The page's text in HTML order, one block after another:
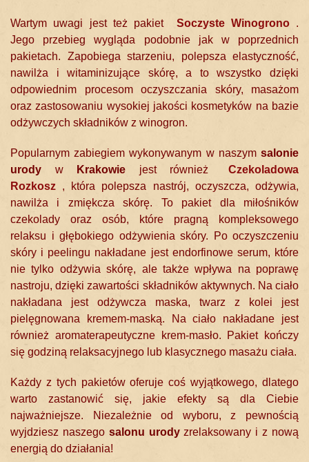
Wartym uwagi jest też pakiet Soczyste Winogrono .
Jego przebieg wygląda podobnie jak w poprzednich
pakietach. Zapobiega starzeniu, polepsza elastyczność,
nawilża i witaminizujące skórę, a to wszystko dzięki
odpowiednim procesom oczyszczania skóry, masażom
oraz zastosowaniu wysokiej jakości kosmetyków na bazie
odżywczych składników z winogron.
Popularnym zabiegiem wykonywanym w naszym salonie
urody w Krakowie jest również
Czekoladowa
Rozkosz , która polepsza nastrój, oczyszcza, odżywia,
nawilża i zmiękcza skórę. To pakiet dla miłośników
czekolady oraz osób, które pragną kompleksowego
relaksu i głębokiego odżywienia skóry. Po oczyszczeniu
skóry i peelingu nakładane jest endorfinowe serum, które
nie tylko odżywia skórę, ale także wpływa na poprawę
nastroju, dzięki zawartości składników aktywnych. Na ciało
nakładana jest odżywcza maska, twarz z kolei jest
pielęgnowana kremem-maską. Na ciało nakładane jest
również aromaterapeutyczne krem-masło. Pakiet kończy
się godziną relaksacyjnego lub klasycznego masażu ciała.
Każdy z tych pakietów oferuje coś wyjątkowego, dlatego
warto zastanowić się, jakie efekty są dla Ciebie
najważniejsze. Niezależnie od wyboru, z pewnością
wyjdziesz naszego salonu urodyzrelaksowany i z nową
energią do działania!